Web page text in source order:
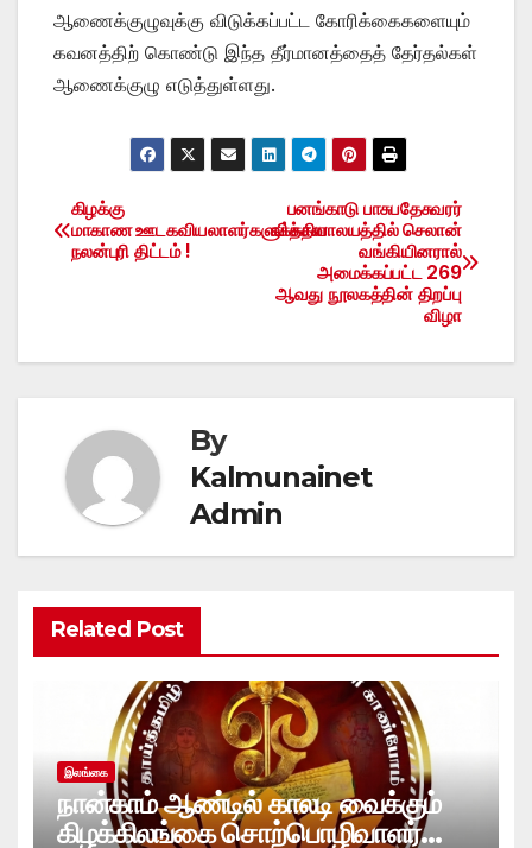
ஆணைக்குழுவுக்கு விடுக்கப்பட்ட கோரிக்கைகளையும்
கவனத்திற் கொண்டு இந்த தீர்மானத்தைத் தேர்தல்கள்
ஆணைக்குழு எடுத்துள்ளது.
Post
navigation
பனங்காடு பாசுபதேசுவரர்
வித்தியாலயத்தில் செலான்
வங்கியினரால்
அமைக்கப்பட்ட 269
ஆவது நூலகத்தின் திறப்பு
விழா
கிழக்கு
மாகாண ஊடகவியலாளர்களுக்கான
நலன்புரி திட்டம் !
By
Kalmunainet
Admin
Related Post
இலங்கை
நான்காம் ஆண்டில் காலடி வைக்கும்
கிழக்கிலங்கை சொற்பொழிவாளர்